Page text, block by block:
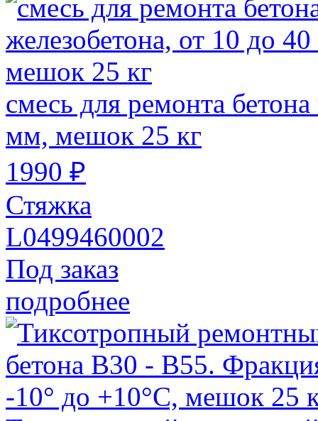
смесь для ремонта
мм, мешок 25 кг
1990 ₽
Стяжка
L0499460002
Под заказ
подробнее